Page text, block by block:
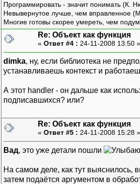
Программировать - значит понимать (К.
Невывернутое лучше, чем вправленное
Многие готовы скорее умереть, чем
Re: Объект как функция
« Ответ #4 : 24-11-2008 13:50
dimka, ну, если библиотека не
устанавливаешь контекст и
А этот handler - он дальше как
подписавшихся? или?
Re: Объект как функция
« Ответ #5 : 24-11-2008 15:28
Вад, это уже детали пошли
На самом деле, как тут выяснилось,
затем подаётся аргументом в